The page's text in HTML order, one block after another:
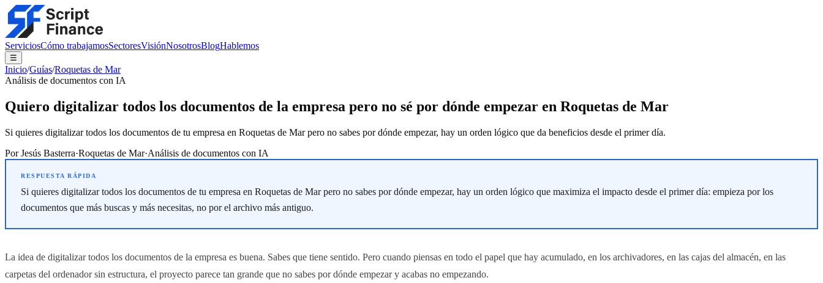
ServiciosCómo trabajamosSectoresVisiónNosotrosBlogHablemos
☰
Inicio/Guías/Roquetas de Mar
Análisis de documentos con IA
Quiero digitalizar todos los documentos de la empresa pero no sé por dónde empezar en Roquetas de Mar
Si quieres digitalizar todos los documentos de tu empresa en Roquetas de Mar pero no sabes por dónde empezar, hay un orden lógico que da beneficios desde el primer día.
PorJesús Basterra·Roquetas de Mar·Análisis de documentos con IA
Si quieres digitalizar todos los documentos de tu empresa en Roquetas de Mar pero no sabes por dónde empezar, hay un orden lógico que maximiza el impacto desde el primer día: empieza por los
documentos que más buscas y más necesitas, no por el archivo más antiguo.
La idea de digitalizar todos los documentos de la empresa es buena. Sabes que tiene sentido. Pero cuando piensas en todo el papel que hay acumulado, en los archivadores, en las cajas del almacén, en las
carpetas del ordenador sin estructura, el proyecto parece tan grande que no sabes por dónde empezar y acabas no empezando.